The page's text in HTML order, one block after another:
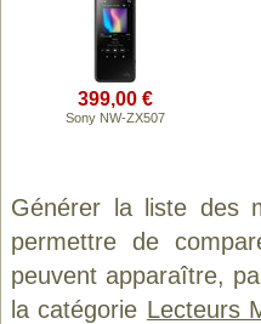
399,00 €
Sony NW-ZX507
Générer la liste des
permettre de
peuvent apparaître,
la catégorie Lecteurs